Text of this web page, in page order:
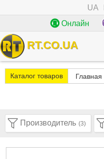
UA
Онлайн
RT.CO.UA
Каталог товаров Главная
Производитель (3)